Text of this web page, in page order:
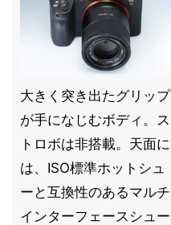
大きく突き出たグリップ
が手になじむボディ。ス
トロボは非搭載。天面に
は、ISO標準ホットシュ
ーと互換性のあるマルチ
インターフェースシュー